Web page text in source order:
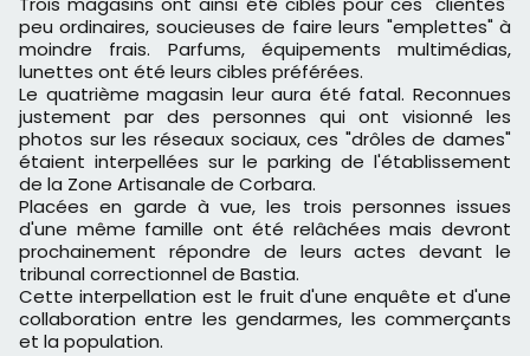
peu ordinaires, soucieuses de faire leurs "emplettes" à
moindre frais. Parfums, équipements multimédias,
lunettes ont été leurs cibles préférées.
Le quatrième magasin leur aura été fatal. Reconnues
justement par des personnes qui ont visionné les
photos sur les réseaux sociaux, ces "drôles de dames"
étaient interpellées sur le parking de l'établissement
de la Zone Artisanale de Corbara.
Placées en garde à vue, les trois personnes issues
d'une même famille ont été relâchées mais devront
prochainement répondre de leurs actes devant le
tribunal correctionnel de Bastia.
Cette interpellation est le fruit d'une enquête et d'une
collaboration entre les gendarmes, les commerçants
et la population.